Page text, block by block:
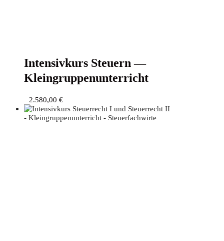
Inten­siv­kurs Steu­ern —
Kleingruppenunterricht
2.580,00 €